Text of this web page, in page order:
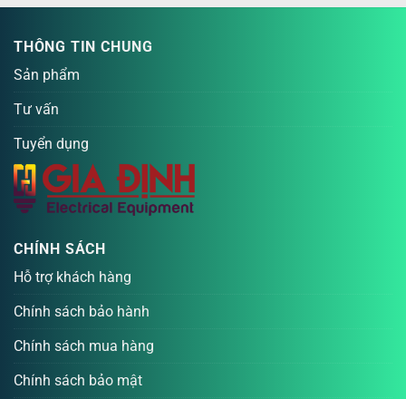
THÔNG TIN CHUNG
Sản phẩm
Tư vấn
Tuyển dụng
CHÍNH SÁCH
Hỗ trợ khách hàng
Chính sách bảo hành
Chính sách mua hàng
Chính sách bảo mật